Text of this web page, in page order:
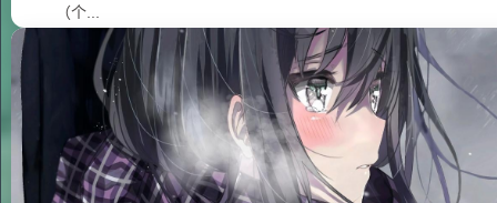
（个...